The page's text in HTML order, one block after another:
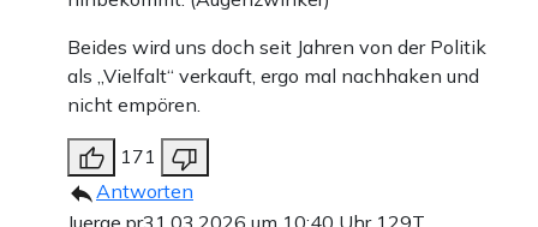
Beides wird uns doch seit Jahren von der Politik
als „Vielfalt“ verkauft, ergo mal nachhaken und
nicht empören.
171
Antworten